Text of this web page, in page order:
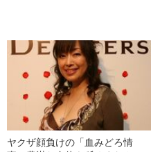
ヤクザ顔負けの「血みどろ情